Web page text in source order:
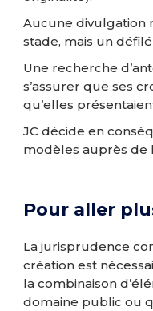
Aucune divulgation
stade, mais un
Une recherche
s’assurer que ses
qu’elles
JC décide en
modèles auprès de
Pour aller
La jurisprudence
création est
la combinaison
domaine public ou